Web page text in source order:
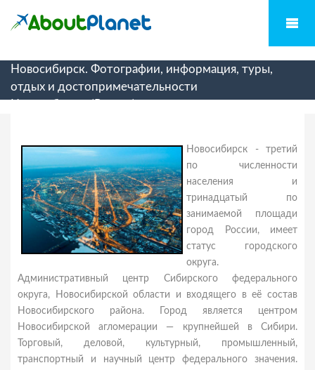
Новосибирск. Фотографии, информация, туры,
отдых и достопримечательности
Новосибирск - третий
по численности
населения и
тринадцатый по
занимаемой площади
город России, имеет
статус городского
округа.
Административный центр Сибирского федерального
округа, Новосибирской области и входящего в её состав
Новосибирского района. Город является центром
Новосибирской агломерации — крупнейшей в Сибири.
Торговый, деловой, культурный, промышленный,
транспортный и научный центр федерального значения.